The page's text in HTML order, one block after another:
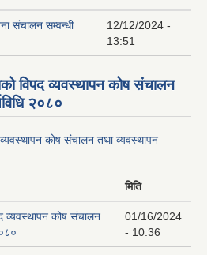
संचालन सम्वन्धी
12/12/2024 -
13:51
विपद व्यवस्थापन कोष संचालन
२०८०
व्यवस्थापन कोष संचालन तथा व्यवस्थापन
मिति
व्यवस्थापन कोष संचालन
01/16/2024
- 10:36